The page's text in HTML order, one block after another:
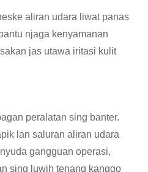
aliran udara liwat panas
njaga kenyamanan
jas utawa iritasi kulit
peralatan sing banter.
lan saluran aliran udara
gangguan operasi,
sing luwih tenang kanggo